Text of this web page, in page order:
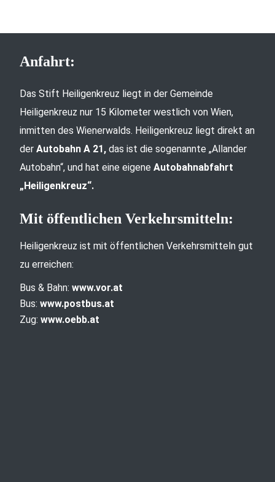
Anfahrt:
Das Stift Heiligenkreuz liegt in der Gemeinde
Heiligenkreuz nur 15 Kilometer westlich von Wien,
inmitten des Wienerwalds. Heiligenkreuz liegt direkt an
der Autobahn A 21, das ist die sogenannte „Allander
Autobahn“, und hat eine eigene Autobahnabfahrt
„Heiligenkreuz“.
Mit öffentlichen Verkehrsmitteln:
Heiligenkreuz ist mit öffentlichen Verkehrsmitteln gut
zu erreichen:
Bus & Bahn: www.vor.at
Bus: www.postbus.at
Zug: www.oebb.at